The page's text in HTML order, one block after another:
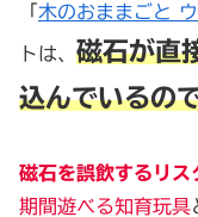
木のおままごと
トは、 磁石が直
込んでいるの
磁石を誤飲するリス
期間遊べる知育玩具